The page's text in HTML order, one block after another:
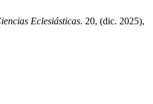
Eclesiásticas. 20, (dic. 2025),